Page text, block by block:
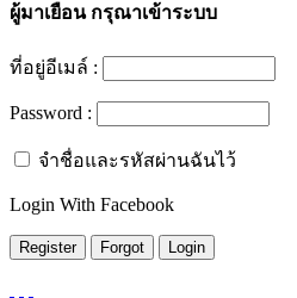
ผู้มาเยือนกรุณาเข้าระบบ
ที่อยู่อีเมล์ :
Password :
จำชื่อและรหัสผ่านฉันไว้
Login With Facebook